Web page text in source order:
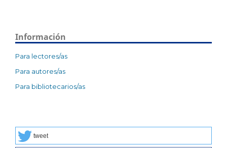
Información
Para lectores/as
Para autores/as
Para bibliotecarios/as
tweet